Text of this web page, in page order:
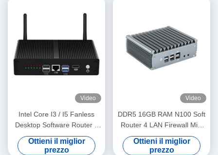
Video
Intel Core I3 / I5 Fanless
Desktop Software Router 6
RJ45 LAN DDR3 8GB RAM
Ottieni il miglior
prezzo
Video
DDR5 16GB RAM N100 Soft
Router 4 LAN Firewall Mini
PC Router con Linux per
Home Office
Ottieni il miglior
prezzo